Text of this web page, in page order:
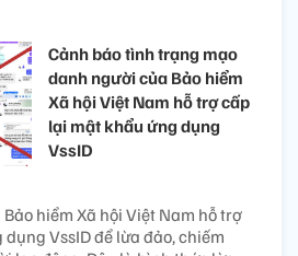
Cảnh báo tình trạng mạo
danh người của Bảo hiểm
Xã hội Việt Nam hỗ trợ cấp
lại mật khẩu ứng dụng
VssID
hiểm Xã hội Việt Nam hỗ trợ
VssID để lừa đảo, chiếm